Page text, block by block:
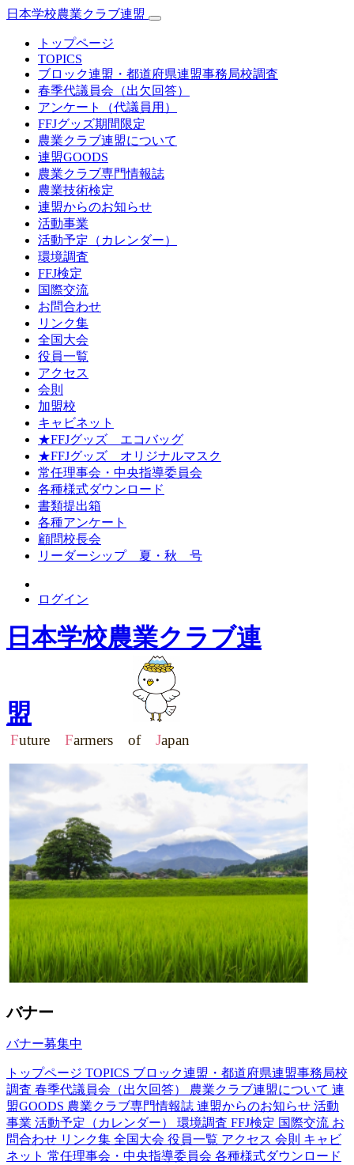
日本学校農業クラブ連盟
トップページ
TOPICS
ブロック連盟・都道府県連盟事務局校調査
春季代議員会（出欠回答）
アンケート（代議員用）
FFJグッズ期間限定
農業クラブ連盟について
連盟GOODS
農業クラブ専門情報誌
農業技術検定
連盟からのお知らせ
活動事業
活動予定（カレンダー）
環境調査
FFJ検定
国際交流
お問合わせ
リンク集
全国大会
役員一覧
アクセス
会則
加盟校
キャビネット
★FFJグッズ エコバッグ
★FFJグッズ オリジナルマスク
常任理事会・中央指導委員会
各種様式ダウンロード
書類提出箱
各種アンケート
顧問校長会
リーダーシップ 夏・秋 号
ログイン
日本学校農業クラブ連
盟
Future Farmers of Japan
バナー
バナー募集中
トップページ TOPICS ブロック連盟・都道府県連盟事務局校
調査 春季代議員会（出欠回答） 農業クラブ連盟について 連
盟GOODS 農業クラブ専門情報誌 連盟からのお知らせ 活動
事業 活動予定（カレンダー） 環境調査 FFJ検定 国際交流 お
問合わせ リンク集 全国大会 役員一覧 アクセス 会則 キャビ
ネット 常任理事会・中央指導委員会 各種様式ダウンロード